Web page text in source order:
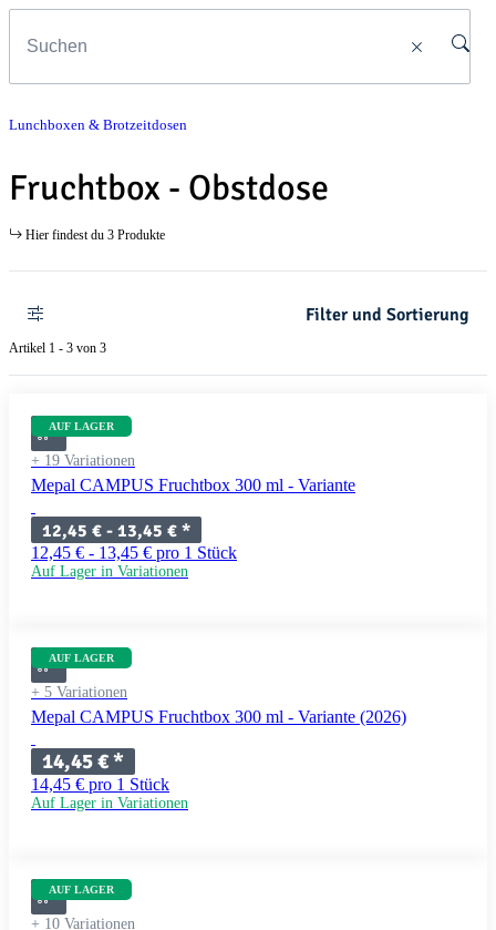
Lunchboxen & Brotzeitdosen
Fruchtbox - Obstdose
Hier findest du 3 Produkte
Filter und Sortierung
Artikel 1 - 3 von 3
AUF LAGER
+ 19 Variationen
Mepal CAMPUS Fruchtbox 300 ml - Variante
12,45 € - 13,45 € *
12,45 € - 13,45 € pro 1 Stück
Auf Lager in Variationen
AUF LAGER
+ 5 Variationen
Mepal CAMPUS Fruchtbox 300 ml - Variante (2026)
14,45 €*
14,45 € pro 1 Stück
Auf Lager in Variationen
AUF LAGER
+ 10 Variationen